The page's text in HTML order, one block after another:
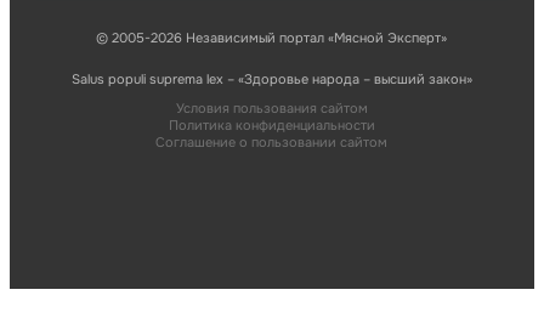
© 2005-2026 Независимый портал «Мясной Эксперт»
Salus populi suprema lex – «Здоровье народа – высший закон»
Условия пользования сайтом
Политика конфиденциальности
Соглашение о пользовании сайтом